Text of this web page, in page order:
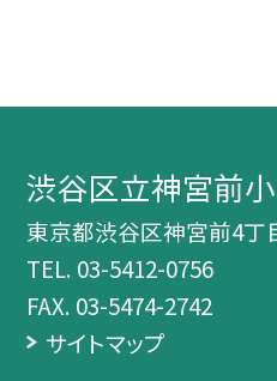
渋谷区立神宮前
東京都渋谷区神宮前4丁
TEL. 03-5412-0756
FAX. 03-5474-2742
サイトマップ